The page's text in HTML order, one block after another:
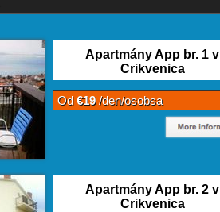
Apartmány App br. 1 v
Crikvenica
Od€19/den/osobsa
Apartmány App br. 2 v
Crikvenica